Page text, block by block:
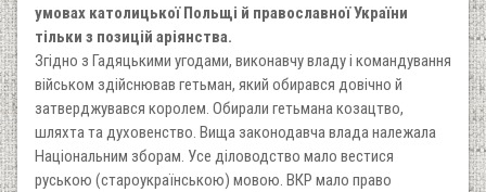
умовах католицької Польщі й православної України
тільки з позицій аріянства.
Згідно з Гадяцькими угодами, виконавчу владу і командування
військом здійснював гетьман, який обирався довічно й
затверджувався королем. Обирали гетьмана козацтво,
шляхта та духовенство. Вища законодавча влада належала
Національним зборам. Усе діловодство мало вестися
руською (староукраїнською) мовою. ВКР мало право